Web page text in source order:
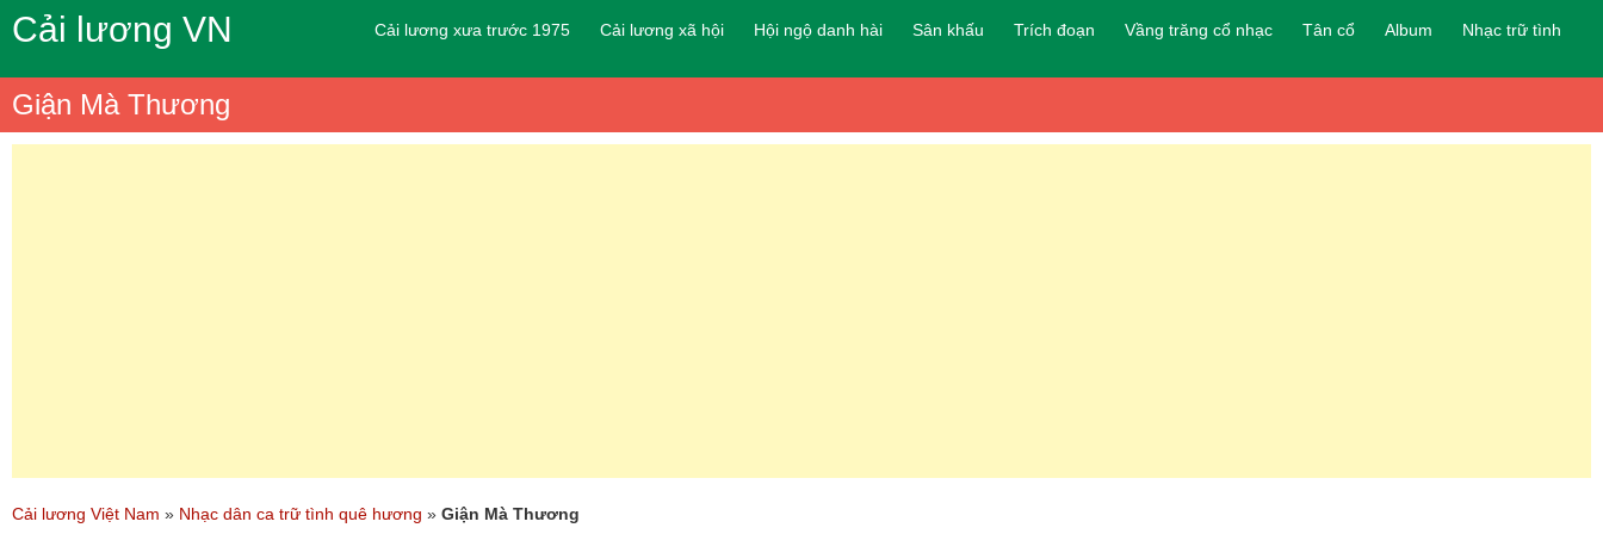
Cải lương VN Cải lương xưa trước 1975 Cải lương xã hội Hội ngộ danh hài Sân khấu Trích đoạn Vầng trăng cổ nhạc Tân cổ Album Nhạc trữ tình
Giận Mà Thương
Cải lương Việt Nam » Nhạc dân ca trữ tình quê hương » Giận Mà Thương